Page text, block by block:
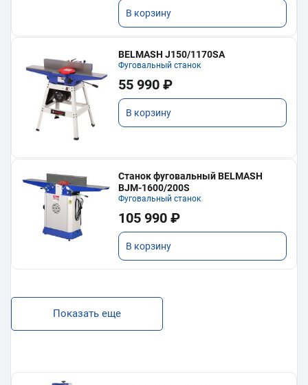
В корзину
BELMASH J150/1170SA
Фуговальный станок
55 990 ₽
В корзину
Станок фуговальный BELMASH
BJM-1600/200S
Фуговальный станок
105 990 ₽
В корзину
Показать еще